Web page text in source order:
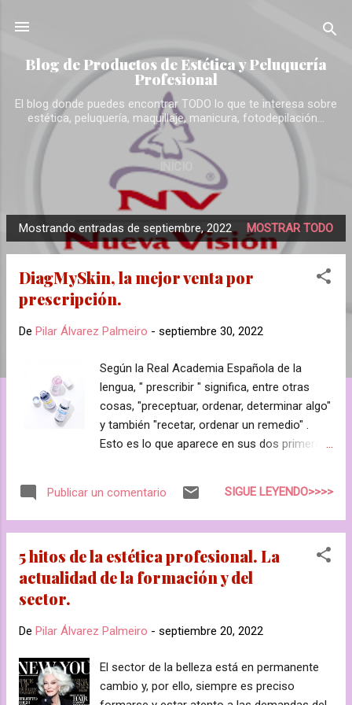
Blog de Productos de Estética y Peluquería
Profesional
El blog donde puedes encontrar TODO lo que te interesa sobre
estética, peluquería, maquillaje, manicura, fotodepilación...
INICIO
E
n
Mostrando entradas de septiembre, 2022 MOSTRAR TODO
DiagMySkin, la mejor venta por
prescripción.
De Pilar Álvarez Palmeiro - septiembre 30, 2022
Según la Real Academia Española de la
lengua, " prescribir " significa, entre otras
cosas, "preceptuar, ordenar, determinar algo"
y también "recetar, ordenar un remedio" .
Esto es lo que aparece en sus dos primeras
primero hay que saber qué es lo que hay que
"remediar". En el campo de la estética, esta
belleza y se llama diagnóstico . De este
primer paso, va a depender la efectividad de
venta del tratamiento (tanto en cabina como
prescripción. Para facilitar esta tarea,
tenemos recientemente en España
Publicar un comentario SIGUE LEYENDO>>>>
5 hitos de la estética profesional. La
actualidad de la formación y del
sector.
De Pilar Álvarez Palmeiro - septiembre 20, 2022
El sector de la belleza está en permanente
cambio y, por ello, siempre es preciso